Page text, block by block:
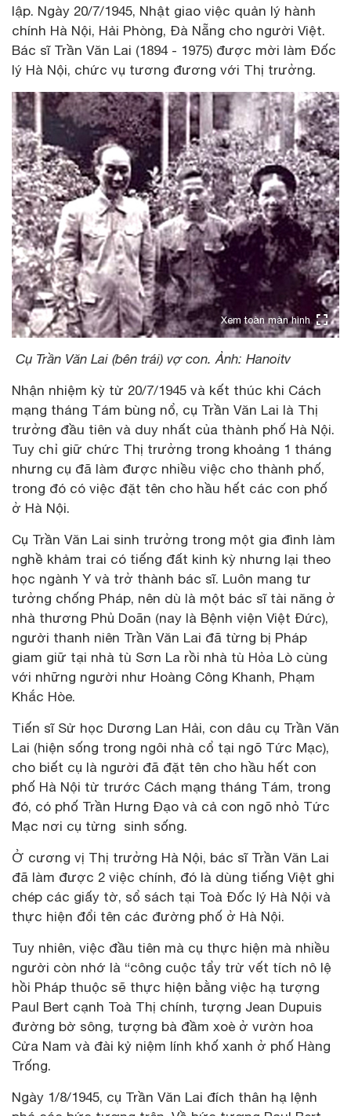
lập. Ngày 20/7/1945, Nhật giao việc quản lý hành
chính Hà Nội, Hải Phòng, Đà Nẵng cho người Việt.
Bác sĩ Trần Văn Lai (1894 - 1975) được mời làm Đốc
lý Hà Nội, chức vụ tương đương với Thị trưởng.
Xem toàn màn hình
Cụ Trần Văn Lai (bên trái) vợ con. Ảnh: Hanoitv
Nhận nhiệm kỳ từ 20/7/1945 và kết thúc khi Cách
mạng tháng Tám bùng nổ, cụ Trần Văn Lai là Thị
trưởng đầu tiên và duy nhất của thành phố Hà Nội.
Tuy chỉ giữ chức Thị trưởng trong khoảng 1 tháng
nhưng cụ đã làm được nhiều việc cho thành phố,
trong đó có việc đặt tên cho hầu hết các con phố
ở Hà Nội.
Cụ Trần Văn Lai sinh trưởng trong một gia đình làm
nghề khảm trai có tiếng đất kinh kỳ nhưng lại theo
học ngành Y và trở thành bác sĩ. Luôn mang tư
tưởng chống Pháp, nên dù là một bác sĩ tài năng ở
nhà thương Phủ Doãn (nay là Bệnh viện Việt Đức),
người thanh niên Trần Văn Lai đã từng bị Pháp
giam giữ tại nhà tù Sơn La rồi nhà tù Hỏa Lò cùng
với những người như Hoàng Công Khanh, Phạm
Khắc Hòe.
Tiến sĩ Sử học Dương Lan Hải, con dâu cụ Trần Văn
Lai (hiện sống trong ngôi nhà cổ tại ngõ Tức Mạc),
cho biết cụ là người đã đặt tên cho hầu hết con
phố Hà Nội từ trước Cách mạng tháng Tám, trong
đó, có phố Trần Hưng Đạo và cả con ngõ nhỏ Tức
Mạc nơi cụ từng sinh sống.
Ở cương vị Thị trưởng Hà Nội, bác sĩ Trần Văn Lai
đã làm được 2 việc chính, đó là dùng tiếng Việt ghi
chép các giấy tờ, sổ sách tại Toà Đốc lý Hà Nội và
thực hiện đổi tên các đường phố ở Hà Nội.
Tuy nhiên, việc đầu tiên mà cụ thực hiện mà nhiều
người còn nhớ là “công cuộc tẩy trừ vết tích nô lệ
hồi Pháp thuộc sẽ thực hiện bằng việc hạ tượng
Paul Bert cạnh Toà Thị chính, tượng Jean Dupuis
đường bờ sông, tượng bà đầm xoè ở vườn hoa
Cửa Nam và đài kỷ niệm lính khố xanh ở phố Hàng
Trống.
Ngày 1/8/1945, cụ Trần Văn Lai đích thân hạ lệnh